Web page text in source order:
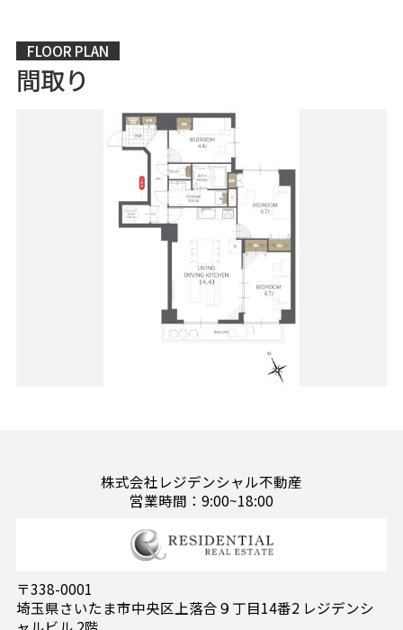
FLOOR PLAN
間取り
株式会社レジデンシャル不動産
営業時間：9:00~18:00
〒338-0001
埼玉県さいたま市中央区上落合９丁目14番2 レジデンシ